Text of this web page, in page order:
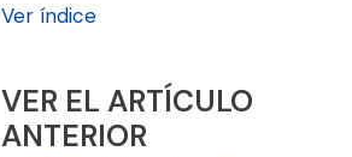
Ver índice
VER EL ARTÍCULO
ANTERIOR